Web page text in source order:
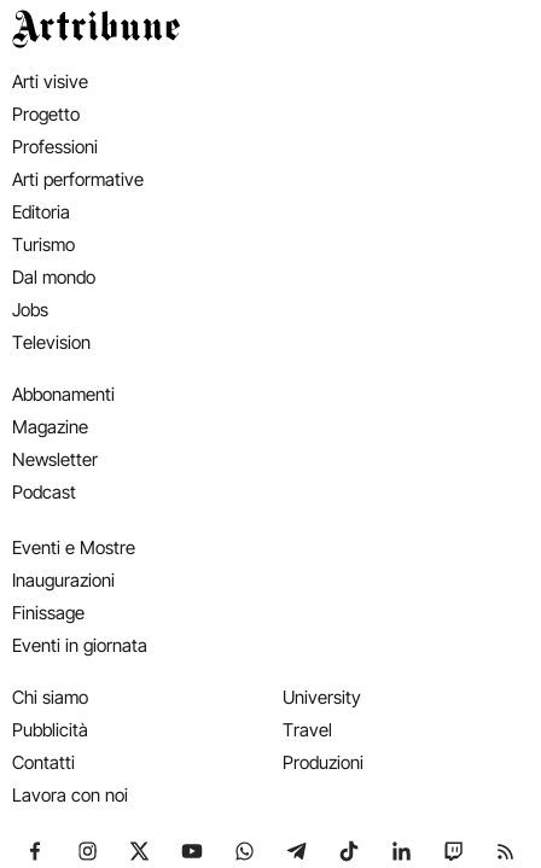
Artribune
Arti visive
Progetto
Professioni
Arti performative
Editoria
Turismo
Dal mondo
Jobs
Television
Abbonamenti
Magazine
Newsletter
Podcast
Eventi e Mostre
Inaugurazioni
Finissage
Eventi in giornata
Chi siamo
Pubblicità
Contatti
Lavora con noi
University
Travel
Produzioni
Seguici su Facebook
Seguici su Instagram
Seguici su X
Seguici su YouTube
Seguici su WhatsApp
Seguici su Telegram
Seguici su TikTok
Seguici su
Seguici